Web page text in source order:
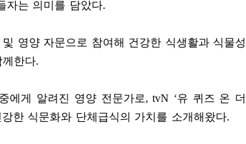
자는 의미를 담았다.
영양 자문으로 참여해 건강한 식생활과 식물성
한다.
에게 알려진 영양 전문가로, tvN ‘유 퀴즈 온 더
한 식문화와 단체급식의 가치를 소개해왔다.